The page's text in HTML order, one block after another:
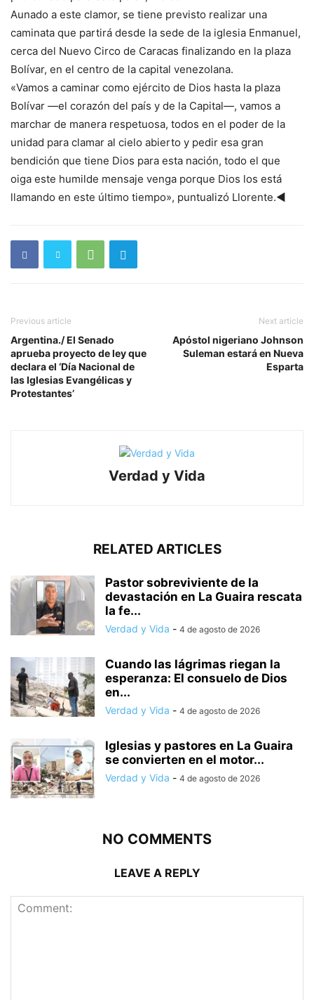
Aunado a este clamor, se tiene previsto realizar una
caminata que partirá desde la sede de la iglesia Enmanuel,
cerca del Nuevo Circo de Caracas finalizando en la plaza
Bolívar, en el centro de la capital venezolana.
«Vamos a caminar como ejército de Dios hasta la plaza
Bolívar —el corazón del país y de la Capital—, vamos a
marchar de manera respetuosa, todos en el poder de la
unidad para clamar al cielo abierto y pedir esa gran
bendición que tiene Dios para esta nación, todo el que
oiga este humilde mensaje venga porque Dios los está
llamando en este último tiempo», puntualizó Llorente.◄
Previous article
Argentina./ El Senado
aprueba proyecto de ley que
declara el ‘Día Nacional de
las Iglesias Evangélicas y
Protestantes’
Next article
Apóstol nigeriano Johnson
Suleman estará en Nueva
Esparta
Verdad y Vida
RELATED ARTICLES
Pastor sobreviviente de la
devastación en La Guaira rescata
la fe...
Verdad y Vida - 4 de agosto de 2026
Cuando las lágrimas riegan la
esperanza: El consuelo de Dios
en...
Verdad y Vida - 4 de agosto de 2026
Iglesias y pastores en La Guaira
se convierten en el motor...
Verdad y Vida - 4 de agosto de 2026
NO COMMENTS
LEAVE A REPLY